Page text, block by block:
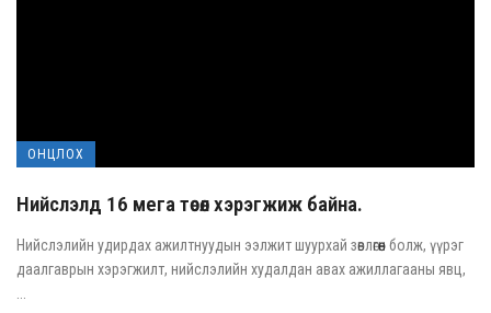
ОНЦЛОХ
Нийслэлд 16 мега төсөл хэрэгжиж байна.
Нийслэлийн удирдах ажилтнуудын ээлжит шуурхай зөвлөгөөн болж, үүрэг
даалгаврын хэрэгжилт, нийслэлийн худалдан авах ажиллагааны явц,